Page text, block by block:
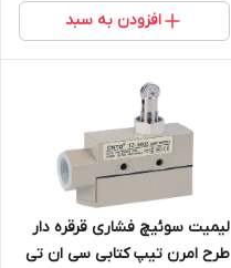
افزودن به سبد
لیمیت سوئیچ فشاری قرقره دار
طرح امرن تیپ کتابی سی ان تی